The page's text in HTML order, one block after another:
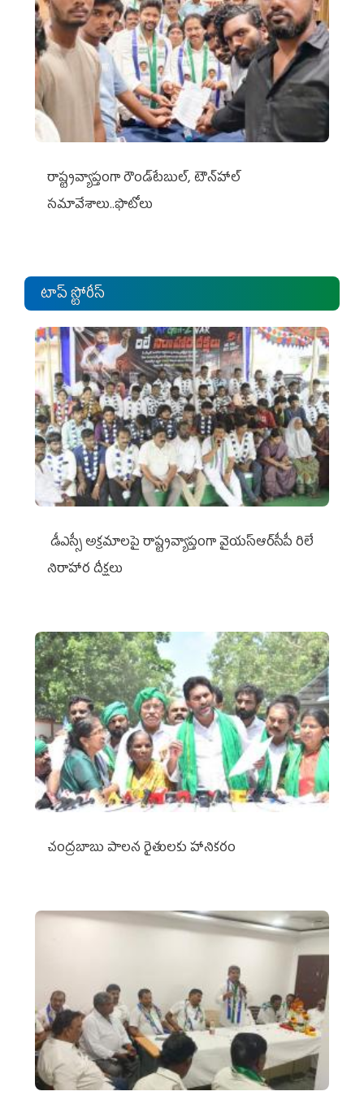
రాష్ట్రవ్యాప్తంగా రౌండ్‌టేబుల్‌, టౌన్‌హాల్‌
సమావేశాలు..ఫొటోలు
టాప్ స్టోరీస్
డీఎస్సీ అక్రమాలపై రాష్ట్రవ్యాప్తంగా వైయ‌స్ఆర్‌సీపీ రిలే
నిరాహార దీక్షలు
చంద్రబాబు పాలన రైతులకు హానికరం